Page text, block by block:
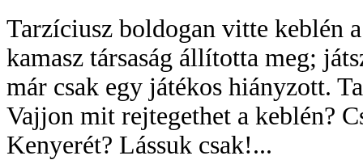
Tarzíciusz boldogan vitte keblén
kamasz társaság állította meg;
már csak egy játékos hiányzott.
Vajjon mit rejtegethet a keblén?
Kenyerét? Lássuk csak!...